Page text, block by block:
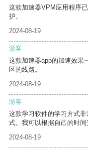
这款加速器VPM应用程序
护。
2024-08-19
游客
这款加速器app的加速效果
区的线路。
2024-08-19
游客
这款学习软件的学习方式
式。我可以根据自己的时间
2024-08-19